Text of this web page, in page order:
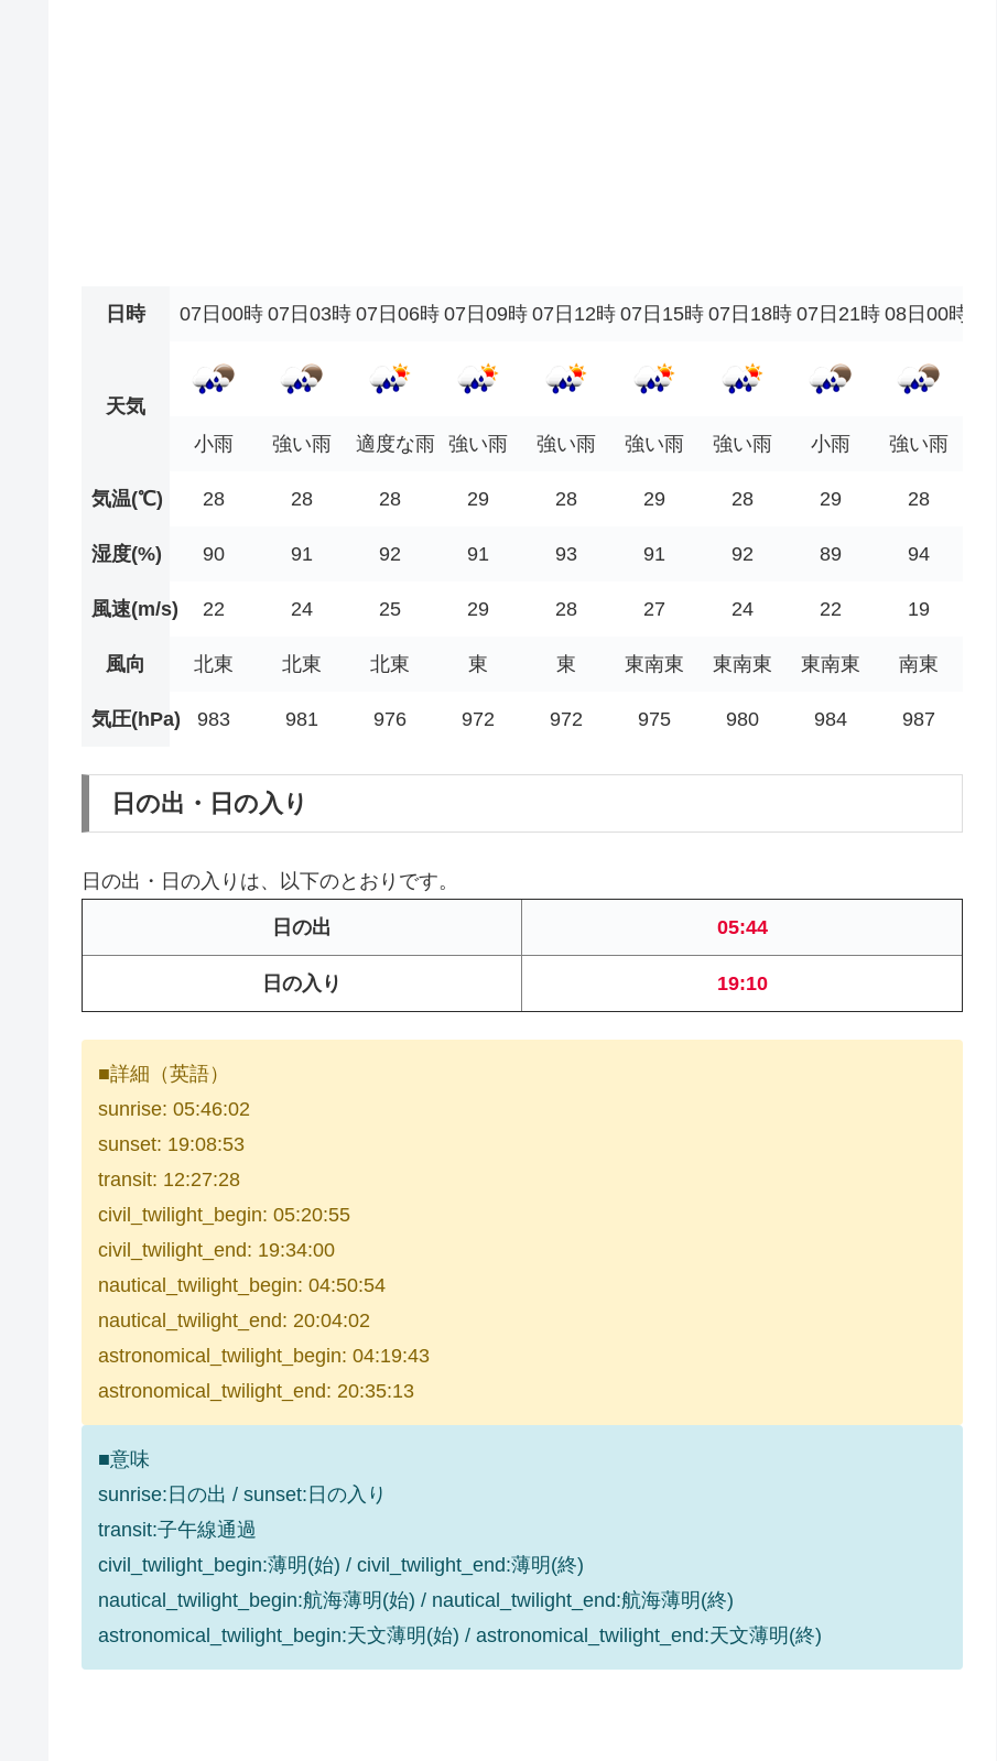
日時 07日00時 07日03時 07日06時 07日09時 07日12時 07日15時 07日18時 07日21時 08日00時
天気
小雨
強い雨 適度な雨 強い雨 強い雨 強い雨 強い雨 小雨 強い雨
気温(℃) 28 28 28 29 28 29 28 29 28
湿度(%) 90 91 92 91 93 91 92 89 94
風速(m/s) 22 24 25 29 28 27 24 22 19
風向 北東 北東 北東 東 東 東南東 東南東 東南東 南東
気圧(hPa) 983 981 976 972 972 975 980 984 987
日の出・日の入り
日の出・日の入りは、以下のとおりです。
日の出 05:44
日の入り 19:10
■詳細（英語）
sunrise: 05:46:02
sunset: 19:08:53
transit: 12:27:28
civil_twilight_begin: 05:20:55
civil_twilight_end: 19:34:00
nautical_twilight_begin: 04:50:54
nautical_twilight_end: 20:04:02
astronomical_twilight_begin: 04:19:43
astronomical_twilight_end: 20:35:13
■意味
sunrise:日の出 / sunset:日の入り
transit:子午線通過
civil_twilight_begin:薄明(始) / civil_twilight_end:薄明(終)
nautical_twilight_begin:航海薄明(始) / nautical_twilight_end:航海薄明(終)
astronomical_twilight_begin:天文薄明(始) / astronomical_twilight_end:天文薄明(終)